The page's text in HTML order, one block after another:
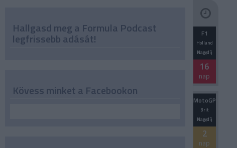
Hallgasd meg a Formula Podcast
legfrissebb adását! F1
Holland
Nagydíj
16
nap
MotoGP
Brit
Nagydíj
2
nap
Kövess minket a Facebookon